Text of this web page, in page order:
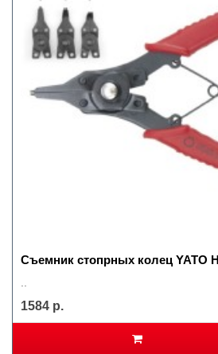
Съемник стопрных колец YATO
1584 р.